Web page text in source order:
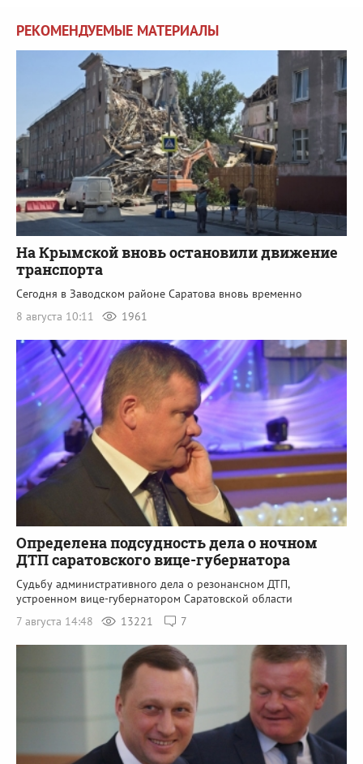
РЕКОМЕНДУЕМЫЕ МАТЕРИАЛЫ
На Крымской вновь остановили движение
транспорта
Сегодня в Заводском районе Саратова вновь временно
8 августа 10:11
1961
Определена подсудность дела о ночном
ДТП саратовского вице-губернатора
Судьбу административного дела о резонансном ДТП,
устроенном вице-губернатором Саратовской области
7 августа 14:48
13221 7